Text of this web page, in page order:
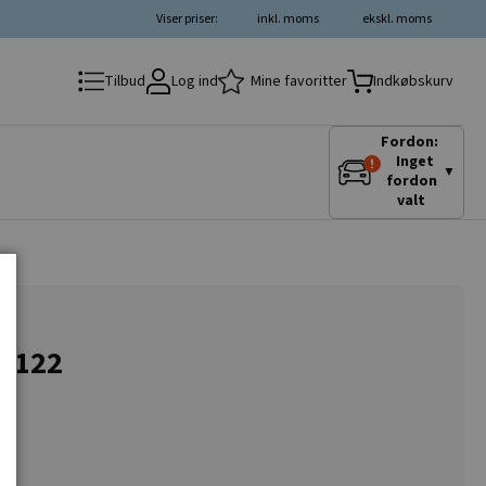
ekskl. moms
inkl. moms
Viser priser:
Tilbud Log ind Mine favoritter Indkøbskurv
Fordon:
Inget
fordon
valt
▼